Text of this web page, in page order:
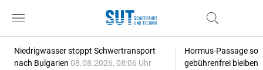
Niedrigwasser stoppt Schwertransport
nach Bulgarien 08.08.2026, 08:06 Uhr
Hormus-Passage
gebührenfrei bleiben